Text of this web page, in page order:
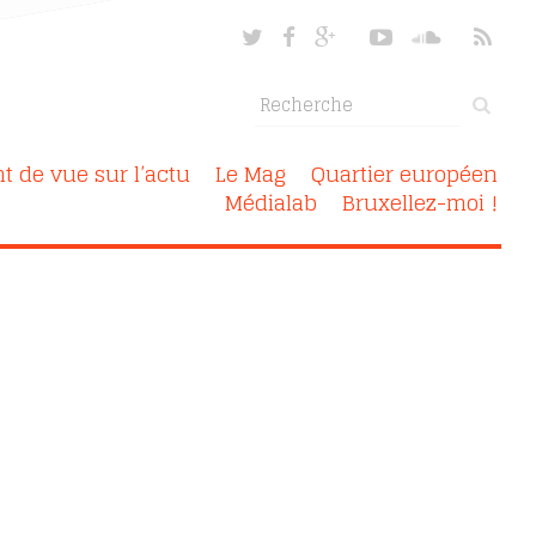
de vue sur l’actu Le Mag Quartier européen
Médialab Bruxellez-moi !